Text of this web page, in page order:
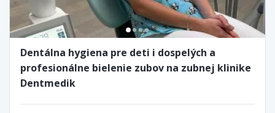
Dentálna hygiena pre deti i dospelých a
profesionálne bielenie zubov na zubnej klinike
Dentmedik